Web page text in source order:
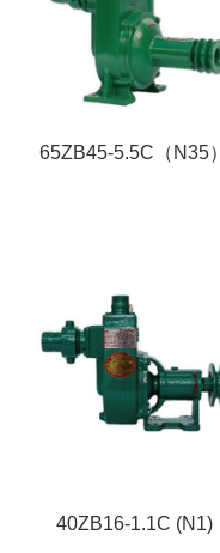
65ZB45-5.5C（N35）
40ZB16-1.1C (N1)